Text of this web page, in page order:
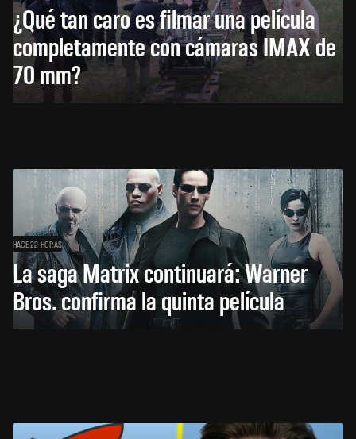
¿Qué tan caro es filmar una película
completamente con cámaras IMAX de
70 mm?
HACE 22 HORAS
La saga Matrix continuará: Warner
Bros. confirma la quinta película